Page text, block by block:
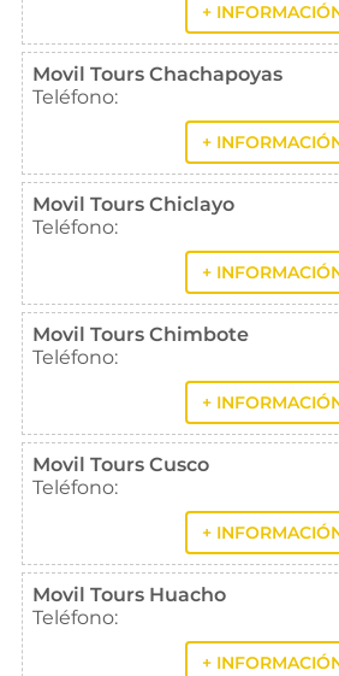
+
Movil Tours Chachapoyas
Teléfono:
+
Movil Tours Chiclayo
Teléfono:
+
Movil Tours Chimbote
Teléfono:
+
Movil Tours Cusco
Teléfono:
+
Movil Tours Huacho
Teléfono:
+